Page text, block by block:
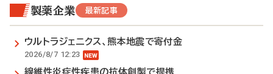
製薬企業 最新記事
ウルトラジェニクス、熊本地震で寄付金
2026/8/7 12:23
線維性炎症性疾患の抗体創製で提携